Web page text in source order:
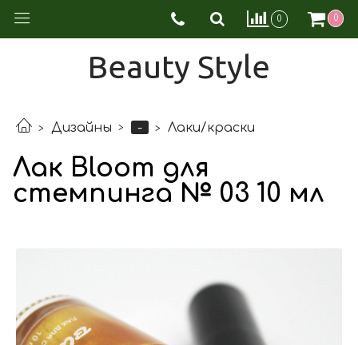
0 0
Beauty Style
Дизайны - Лаки/краски
Лак Bloom для
стемпинга № 03 10 мл